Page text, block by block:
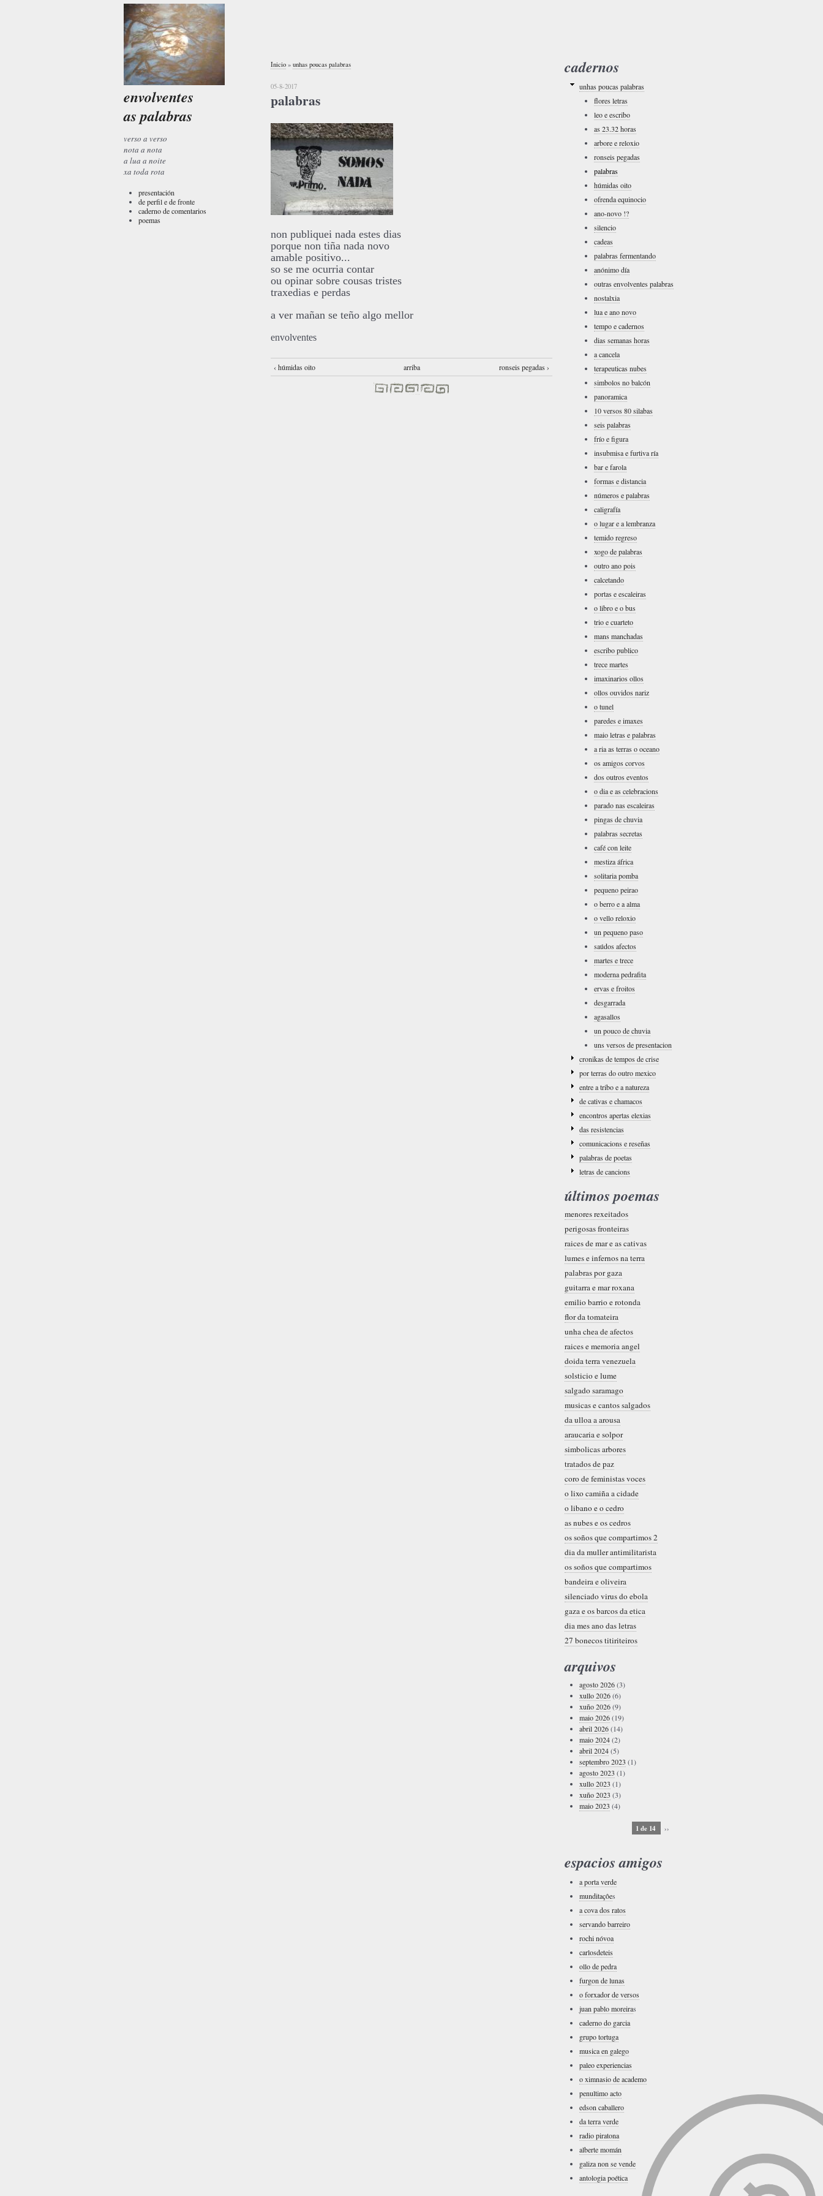
envolventes
as palabras
verso a verso
nota a nota
a lua a noite
xa toda rota
presentación
de perfil e de fronte
caderno de comentarios
poemas
Inicio » unhas poucas palabras
05-8-2017
palabras
non publiquei nada estes dias
porque non tiña nada novo
amable positivo...
so se me ocurria contar
ou opinar sobre cousas tristes
traxedias e perdas
a ver mañan se teño algo mellor
envolventes
‹ húmidas oito arriba ronseis pegadas ›
cadernos
unhas poucas palabras
flores letras
leo e escribo
as 23.32 horas
arbore e reloxio
ronseis pegadas
palabras
húmidas oito
ofrenda equinocio
ano-novo !?
silencio
cadeas
palabras fermentando
anónimo día
outras envolventes palabras
nostalxia
lua e ano novo
tempo e cadernos
dias semanas horas
a cancela
terapeuticas nubes
simbolos no balcón
panoramica
10 versos 80 silabas
seis palabras
frío e figura
insubmisa e furtiva ría
bar e farola
formas e distancia
números e palabras
caligrafía
o lugar e a lembranza
temido regreso
xogo de palabras
outro ano pois
calcetando
portas e escaleiras
o libro e o bus
trio e cuarteto
mans manchadas
escribo publico
trece martes
imaxinarios ollos
ollos ouvidos nariz
o tunel
paredes e imaxes
maio letras e palabras
a ria as terras o oceano
os amigos corvos
dos outros eventos
o dia e as celebracions
parado nas escaleiras
pingas de chuvia
palabras secretas
café con leite
mestiza áfrica
solitaria pomba
pequeno peirao
o berro e a alma
o vello reloxio
un pequeno paso
saúdos afectos
martes e trece
moderna pedrafita
ervas e froitos
desgarrada
agasallos
un pouco de chuvia
uns versos de presentacion
cronikas de tempos de crise
por terras do outro mexico
entre a tribo e a natureza
de cativas e chamacos
encontros apertas elexias
das resistencias
comunicacions e reseñas
palabras de poetas
letras de cancions
últimos poemas
menores rexeitados
perigosas fronteiras
raices de mar e as cativas
lumes e infernos na terra
palabras por gaza
guitarra e mar roxana
emilio barrio e rotonda
flor da tomateira
unha chea de afectos
raices e memoria angel
doida terra venezuela
solsticio e lume
salgado saramago
musicas e cantos salgados
da ulloa a arousa
araucaria e solpor
simbolicas arbores
tratados de paz
coro de feministas voces
o lixo camiña a cidade
o libano e o cedro
as nubes e os cedros
os soños que compartimos 2
dia da muller antimilitarista
os soños que compartimos
bandeira e oliveira
silenciado virus do ebola
gaza e os barcos da etica
dia mes ano das letras
27 bonecos titiriteiros
arquivos
agosto 2026(3)
xullo 2026(6)
xuño 2026(9)
maio 2026(19)
abril 2026(14)
maio 2024(2)
abril 2024(5)
septembro 2023 (1)
agosto 2023 (1)
xullo 2023 (1)
xuño 2023 (3)
maio 2023 (4)
1 de 14 ››
espacios amigos
a porta verde
munditaçôes
a cova dos ratos
servando barreiro
rochi nóvoa
carlosdeteis
ollo de pedra
furgon de lunas
o forxador de versos
juan pablo moreiras
caderno do garcia
grupo tortuga
musica en galego
paleo experiencias
o ximnasio de academo
penultimo acto
edson caballero
da terra verde
radio piratona
alberte momán
galiza non se vende
antologia poética